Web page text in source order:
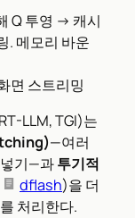
Q 투영 → 캐시
. 메모리 바운
면 스트리밍
LLM, TGI)는
—여러
넣기—과투기적
dflash)을 더
처리한다.